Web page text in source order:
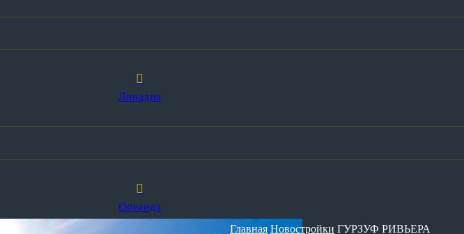
Ливадия
Ореанда
Главная Новостройки ГУРЗУФ РИВЬЕРА